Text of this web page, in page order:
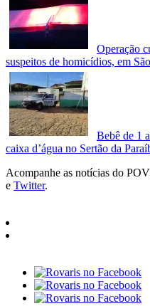
Operação
suspeitos de homicídios, em
Bebê de 1
caixa d’água no Sertão da
Acompanhe as notícias do
e Twitter.